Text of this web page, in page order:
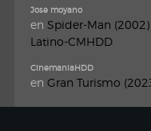
Jose moyano
en Spider-Man
Latino-CMHDD
CinemaniaHDD
en Gran Turismo